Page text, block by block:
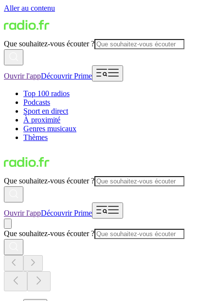
Aller au contenu
Que souhaitez-vous écouter ?
Ouvrir l'appDécouvrir Prime
Top 100 radios
Podcasts
Sport en direct
À proximité
Genres musicaux
Thèmes
Que souhaitez-vous écouter ?
Ouvrir l'appDécouvrir Prime
Que souhaitez-vous écouter ?